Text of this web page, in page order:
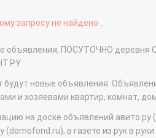
запросу не найдено...
объявления, ПОСУТОЧНО деревня
новые объявления.
и хозяевами квартир, комнат,
на доске объявлений авито.ру
в газете из рук в руки